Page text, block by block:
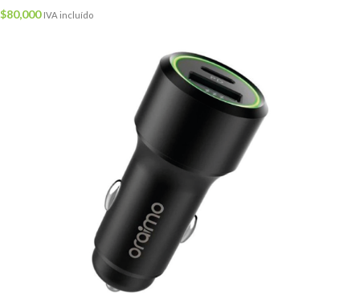
$80,000 IVA incluído